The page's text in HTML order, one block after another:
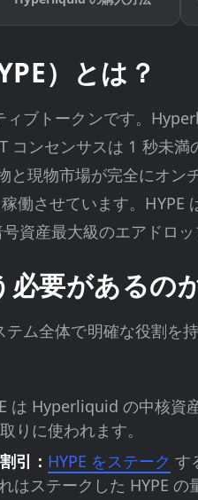
）とは？
ブトークンです。
コンセンサスは 1 秒未
と現物市場が完全にオ
働させています。
資産最大級のエアドロ
要があるの
ム全体で明確な役割を
は Hyperliquid の中核資
りに使われます。
引： HYPE をステーク す
はステークした HYPE の